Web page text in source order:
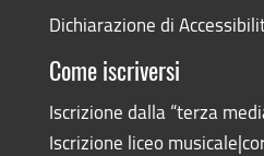
Dichiarazione di
Come iscriversi
Iscrizione dalla “terza
Iscrizione liceo